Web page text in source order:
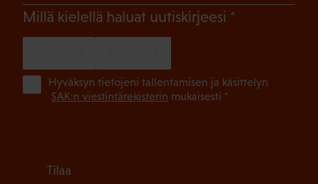
Millä kielellä haluat uutiskirjeesi (Pakollinen)
Hyväksyn tietojeni tallentamisen ja käsittelyn
SAK:n viestintärekisterin mukaisesti *
Tilaa